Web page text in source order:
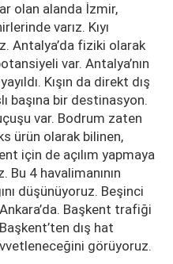
olan alanda İzmir,
varız. Kıyı
Antalya’da fiziki olarak
var. Antalya’nın
Kışın da direkt dış
başına bir destinasyon.
var. Bodrum zaten
ürün olarak bilinen,
için de açılım yapmaya
4 havalimanının
düşünüyoruz. Beşinci
Başkent trafiği
dış hat
görüyoruz.